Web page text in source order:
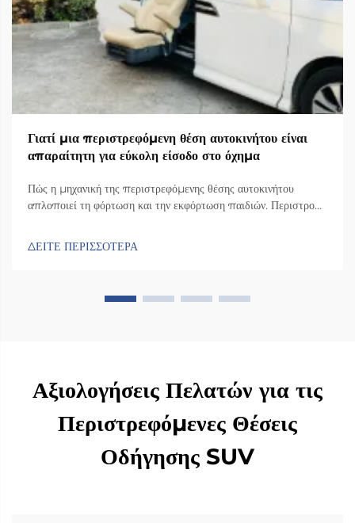
Γιατί μια περιστρεφόμενη θέση αυτοκινήτου είναι
απαραίτητη για εύκολη είσοδο στο όχημα
Πώς η μηχανική της περιστρεφόμενης θέσης αυτοκινήτου
απλοποιεί τη φόρτωση και την εκφόρτωση παιδιών. Περιστροφή
Η επιλογή του κατάλληλου εύρους περιστροφής βελτιστοποιεί
ΔΕΙΤΕ ΠΕΡΙΣΣΟΤΕΡΑ
Αξιολογήσεις Πελατών για τις
Περιστρεφόμενες Θέσεις
Οδήγησης SUV